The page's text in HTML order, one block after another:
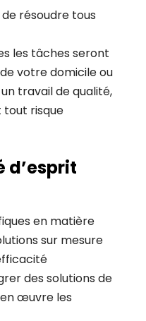
résoudre tous
les tâches seront
votre domicile ou
travail de qualité,
risque
d’esprit
en matière
sur mesure
des solutions de
œuvre les